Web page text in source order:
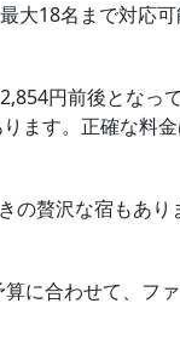
18名まで対応
円前後とな
す。正確な料
贅沢な宿もあり
に合わせて、フ